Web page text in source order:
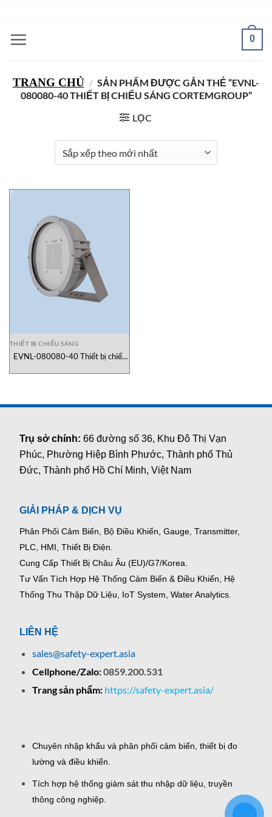
nội
0
TRANG CHỦ / SẢN PHẨM ĐƯỢC GẮN THẺ “EVNL-
080080-40 THIẾT BỊ CHIẾU SÁNG CORTEMGROUP”
LỌC
THIẾT BỊ CHIẾU SÁNG
EVNL-080080-40 Thiết bị chiếu
Trụ sở chính:66 đường số 36, Khu Đô Thị Vạn
Phúc, Phường Hiệp Bình Phước, Thành phố Thủ
Đức, Thành phố Hồ Chí Minh, Việt Nam
GIẢI PHÁP & DỊCH VỤ
Phân Phối Cảm Biến, Bộ Điều Khiển, Gauge, Transmitter,
PLC, HMI, Thiết Bị Điện.
Cung Cấp Thiết Bị Châu Âu (EU)/G7/Korea.
Tư Vấn Tích Hợp Hệ Thống Cảm Biến & Điều Khiển, Hệ
Thống Thu Thập Dữ Liệu, IoT System, Water Analytics.
LIÊN HỆ
sales@safety-expert.asia
Cellphone/Zalo:0859.200.531
Trang sản phẩm: https://safety-expert.asia/
Chuyên nhập khẩu và phân phối cảm biến, thiết bị đo
lường và điều khiển.
Tích hợp hệ thống giám sát thu nhập dữ liệu, truyền
thông công nghiệp.